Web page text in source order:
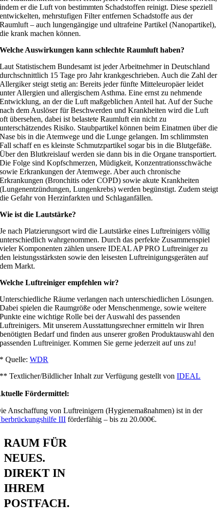
indem er die Luft von bestimmten Schadstoffen reinigt. Diese speziell
entwickelten, mehrstufigen Filter entfernen Schadstoffe aus der
Raumluft – auch lungengängige und ultrafeine Partikel (Nanopartikel),
die krank machen können.
Welche Auswirkungen kann schlechte Raumluft haben?
Laut Statistischem Bundesamt ist jeder Arbeitnehmer in Deutschland
durchschnittlich 15 Tage pro Jahr krankgeschrieben. Auch die Zahl der
Allergiker steigt stetig an: Bereits jeder fünfte Mitteleuropäer leidet
unter Allergien und allergischem Asthma. Eine ernst zu nehmende
Entwicklung, an der die Luft maßgeblichen Anteil hat. Auf der Suche
nach dem Auslöser für Beschwerden und Krankheiten wird die Luft
oft übersehen, dabei ist belastete Raumluft ein nicht zu
unterschätzendes Risiko. Staubpartikel können beim Einatmen über die
Nase bis in die Atemwege und die Lunge gelangen. Im schlimmsten
Fall schaff en es kleinste Schmutzpartikel sogar bis in die Blutgefäße.
Über den Blutkreislauf werden sie dann bis in die Organe transportiert.
Die Folge sind Kopfschmerzen, Müdigkeit, Konzentrationsschwäche
sowie Erkrankungen der Atemwege. Aber auch chronische
Erkrankungen (Bronchitis oder COPD) sowie akute Krankheiten
(Lungenentzündungen, Lungenkrebs) werden begünstigt. Zudem steigt
die Gefahr von Herzinfarkten und Schlaganfällen.
Wie ist die Lautstärke?
Je nach Platzierungsort wird die Lautstärke eines Luftreinigers völlig
unterschiedlich wahrgenommen. Durch das perfekte Zusammenspiel
vieler Komponenten zählen unsere IDEAL AP PRO Luftreiniger zu
den leistungsstärksten sowie den leisesten Luftreinigungsgeräten auf
dem Markt.
Welche Luftreiniger empfehlen wir?
Unterschiedliche Räume verlangen nach unterschiedlichen Lösungen.
Dabei spielen die Raumgröße oder Menschenmenge, sowie weitere
Punkte eine wichtige Rolle bei der Auswahl des passenden
Luftreinigers. Mit unserem Ausstattungsrechner ermitteln wir Ihren
benötigten Bedarf und finden aus unserer großen Produktauswahl den
passenden Luftreiniger. Kommen Sie gerne jederzeit auf uns zu!
* Quelle:WDR
** Textlicher/Bildlicher Inhalt zur Verfügung gestellt vonIDEAL
Fördermittel:
Anschaffung von Luftreinigern (Hygienemaßnahmen) ist in der
III förderfähig – bis zu 20.000€.
RAUM FÜR
NEUES.
DIREKT IN
IHREM
POSTFACH.